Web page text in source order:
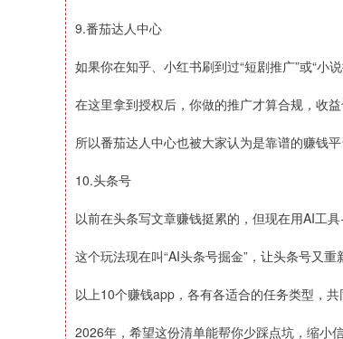
9.番茄达人中心
如果你在知乎、小红书刷到过“短剧推广”或“小
在这里拿到授权后，你做的推广才算合规，收益
所以番茄达人中心也被大家认为是靠谱的赚钱平
10.头条号
以前在头条写文章赚钱挺累的，但现在用AI工
这个玩法现在叫“AI头条号掘金”，让头条号又
以上10个赚钱app，各有各适合的任务类型，
2026年，希望这份清单能帮你少踩点坑，缩小